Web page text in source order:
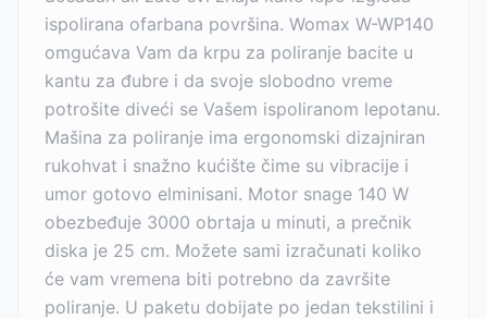
ispolirana ofarbana površina. Womax W-WP140
omgućava Vam da krpu za poliranje bacite u
kantu za đubre i da svoje slobodno vreme
potrošite diveći se Vašem ispoliranom lepotanu.
Mašina za poliranje ima ergonomski dizajniran
rukohvat i snažno kućište čime su vibracije i
umor gotovo elminisani. Motor snage 140 W
obezbeđuje 3000 obrtaja u minuti, a prečnik
diska je 25 cm. Možete sami izračunati koliko
će vam vremena biti potrebno da završite
poliranje. U paketu dobijate po jedan tekstilini i